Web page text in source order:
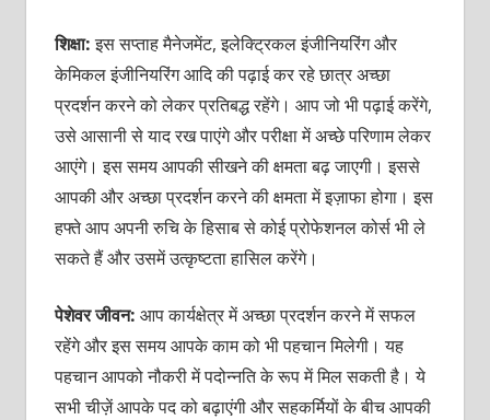
शिक्षा:इस सप्‍ताह मैनेजमेंट, इलेक्ट्रिकल इंजीनियरिंग और
केमिकल इंजीनियरिंग आदि की पढ़ाई कर रहे छात्र अच्‍छा
प्रदर्शन करने को लेकर प्रतिबद्ध रहेंगे। आप जो भी पढ़ाई करेंगे,
उसे आसानी से याद रख पाएंगे और परीक्षा में अच्‍छे परिणाम लेकर
आएंगे। इस समय आपकी सीखने की क्षमता बढ़ जाएगी। इससे
आपकी और अच्‍छा प्रदर्शन करने की क्षमता में इज़ाफा होगा। इस
हफ्ते आप अपनी रुचि के हिसाब से कोई प्रोफेशनल कोर्स भी ले
सकते हैं और उसमें उत्‍कृष्‍टता हासिल करेंगे।
पेशेवर जीवन: आप कार्यक्षेत्र में अच्‍छा प्रदर्शन करने में सफल
रहेंगे और इस समय आपके काम को भी पहचान मिलेगी। यह
पहचान आपको नौकरी में पदोन्‍नति के रूप में मिल सकती है। ये
सभी चीज़ें आपके पद को बढ़ाएंगी और सहकर्मियों के बीच आपकी